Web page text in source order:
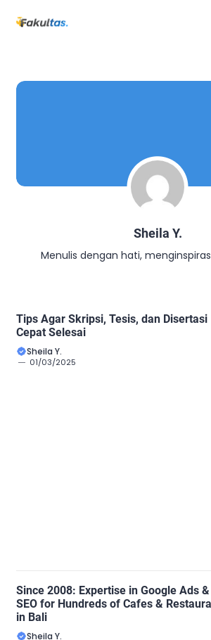
Sheila Y.
Menulis dengan hati,
Tips Agar Skripsi, Tesis, dan Disertasi
Cepat Selesai
Sheila Y.
01/03/2025
Since 2008: Expertise in Google Ads &
SEO for Hundreds of Cafes &
in Bali
Sheila Y.